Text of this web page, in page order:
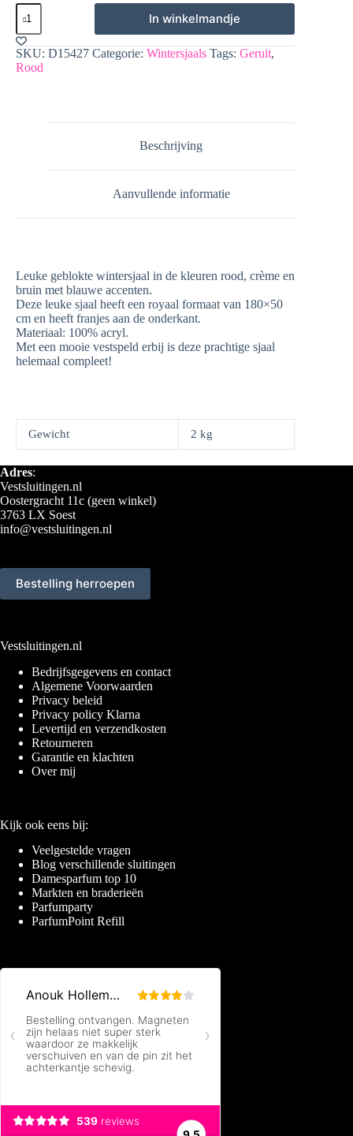
Geblokte
wintersjaal
rood,
crème
en
bruin
In winkelmandje
SKU: D15427 Categorie: Wintersjaals Tags: Geruit,
Rood
Beschrijving
Aanvullende informatie
Leuke geblokte wintersjaal in de kleuren rood, crème en
bruin met blauwe accenten.
Deze leuke sjaal heeft een royaal formaat van 180×50
cm en heeft franjes aan de onderkant.
Materiaal: 100% acryl.
Met een mooie vestspeld erbij is deze prachtige sjaal
helemaal compleet!
Gewicht 2 kg
Adres:
Vestsluitingen.nl
Oostergracht 11c (geen winkel)
3763 LX Soest
info@vestsluitingen.nl
Bestelling herroepen
Vestsluitingen.nl
Bedrijfsgegevens en contact
Algemene Voorwaarden
Privacy beleid
Privacy policy Klarna
Levertijd en verzendkosten
Retourneren
Garantie en klachten
Over mij
Kijk ook eens bij:
Veelgestelde vragen
Blog verschillende sluitingen
Damesparfum top 10
Markten en braderieën
Parfumparty
ParfumPoint Refill